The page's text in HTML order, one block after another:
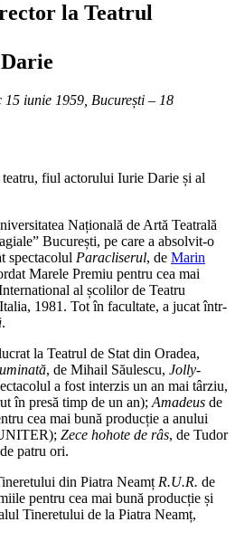
iunie 1959, București – 18
fiul actorului Iurie Darie și al
Națională de Artă Teatrală
București, pe care a absolvit-o
spectacolul Paracliserul, de Marin
Marele Premiu pentru cea mai
al școlilor de Teatru
1981. Tot în facultate, a jucat într-
.
la Teatrul de Stat din Oradea,
, de Mihail Săulescu, Jolly-
a fost interzis un an mai târziu,
în presă timp de un an); Amadeus de
cea mai bună producție a anului
Zece hohote de râs, de Tudor
patru ori.
din Piatra Neamț R.U.R. de
pentru cea mai bună producție și
Tineretului de la Piatra Neamț,